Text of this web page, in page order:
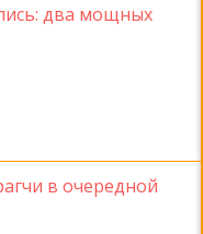
два мощных
в очередной